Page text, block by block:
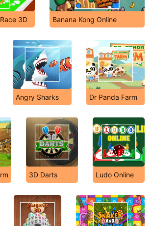
3D Banana Kong Online
Angry Sharks Dr Panda Farm
3D Darts Ludo Online